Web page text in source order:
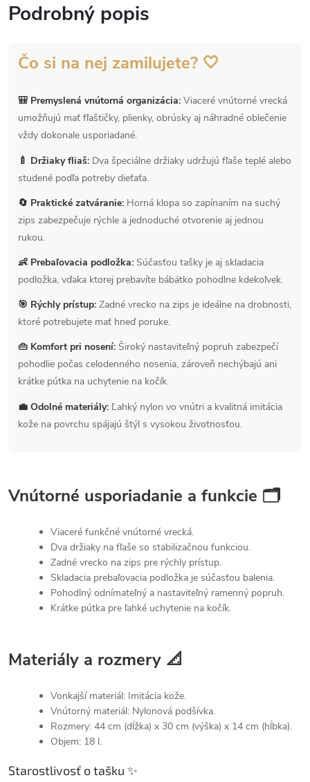
Podrobný popis
Čo si na nej zamilujete? 🤍
🎒 Premyslená vnútorná organizácia: Viaceré vnútorné vrecká
umožňujú mať fľaštičky, plienky, obrúsky aj náhradné oblečenie
vždy dokonale usporiadané.
🍼 Držiaky fliaš: Dva špeciálne držiaky udržujú fľaše teplé alebo
studené podľa potreby dieťaťa.
🔄 Praktické zatváranie: Horná klopa so zapínaním na suchý
zips zabezpečuje rýchle a jednoduché otvorenie aj jednou
rukou.
👶 Prebaľovacia podložka: Súčasťou tašky je aj skladacia
podložka, vďaka ktorej prebavíte bábätko pohodlne kdekoľvek.
🎯 Rýchly prístup: Zadné vrecko na zips je ideálne na drobnosti,
ktoré potrebujete mať hneď poruke.
👜 Komfort pri nosení: Široký nastaviteľný popruh zabezpečí
pohodlie počas celodenného nosenia, zároveň nechýbajú ani
krátke pútka na uchytenie na kočík.
💼 Odolné materiály: Ľahký nylon vo vnútri a kvalitná imitácia
kože na povrchu spájajú štýl s vysokou životnosťou.
Vnútorné usporiadanie a funkcie 🗂
Viaceré funkčné vnútorné vrecká.
Dva držiaky na fľaše so stabilizačnou funkciou.
Zadné vrecko na zips pre rýchly prístup.
Skladacia prebaľovacia podložka je súčasťou balenia.
Pohodlný odnímateľný a nastaviteľný ramenný popruh.
Krátke pútka pre ľahké uchytenie na kočík.
Materiály a rozmery 📐
Vonkajší materiál: Imitácia kože.
Vnútorný materiál: Nylonová podšívka.
Rozmery: 44 cm (dĺžka) x 30 cm (výška) x 14 cm (hĺbka).
Objem: 18 l.
Starostlivosť o tašku ✨